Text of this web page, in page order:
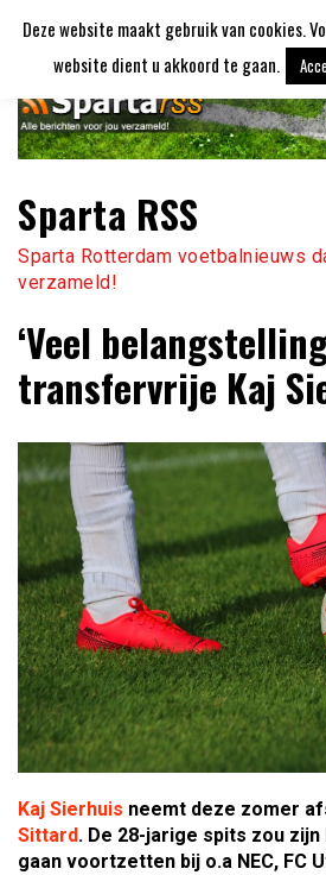
naar
Sparta RSS
Sparta Rotterdam voetbalnieuws
verzameld!
‘Veel
transfervrije Kaj
Kaj Sierhuis neemt deze zomer
Sittard. De 28-jarige spits zou zijn
gaan voortzetten bij o.a NEC, FC
Deze website maakt gebruik van cookies.
website dient u akkoord te gaan.